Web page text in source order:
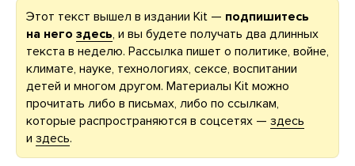
Этот текст вышел в издании Kit — подпишитесь
на него здесь, и вы будете получать два длинных
текста в неделю. Рассылка пишет о политике, войне,
климате, науке, технологиях, сексе, воспитании
детей и многом другом. Материалы Kit можно
прочитать либо в письмах, либо по ссылкам,
которые распространяются в соцсетях — здесь
и здесь.